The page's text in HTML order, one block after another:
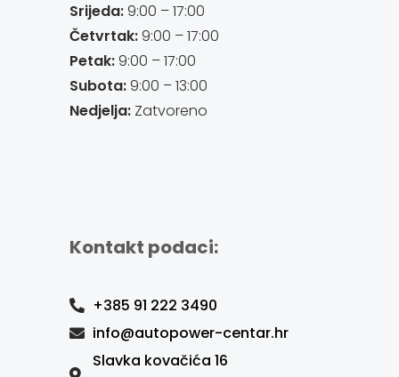
Srijeda:9:00 – 17:00
Četvrtak:9:00 – 17:00
Petak:9:00 – 17:00
Subota:9:00 – 13:00
Nedjelja:Zatvoreno
Kontakt podaci:
+385 91 222 3490
info@autopower-centar.hr
Slavka kovačića 16